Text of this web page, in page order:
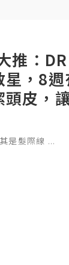
推：
，8
皮，
是髮際線 ...